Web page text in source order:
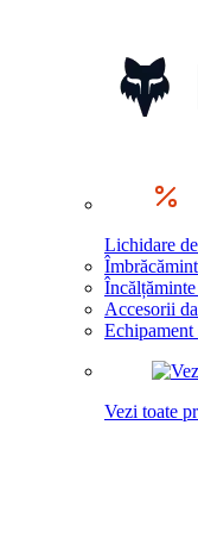
Lichidare
Accesorii
Vezi toate